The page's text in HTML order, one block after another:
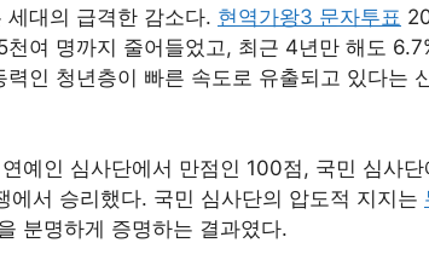
대의 급격한 감소다. 현역가왕3 문자투표
여 명까지 줄어들었고, 최근 4년만 해도
인 청년층이 빠른 속도로 유출되고 있다는
예인 심사단에서 만점인 100점, 국민 심사
서 승리했다. 국민 심사단의 압도적 지지는
분명하게 증명하는 결과였다.